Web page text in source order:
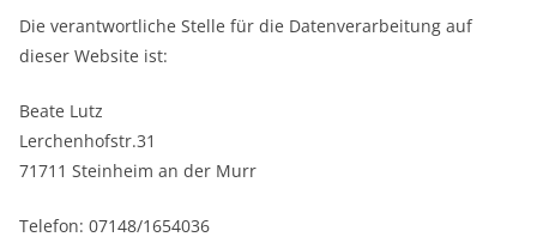
Die verantwortliche Stelle für die Datenverarbeitung auf
dieser Website ist:
Beate Lutz
Lerchenhofstr.31
71711 Steinheim an der Murr
Telefon: 07148/1654036